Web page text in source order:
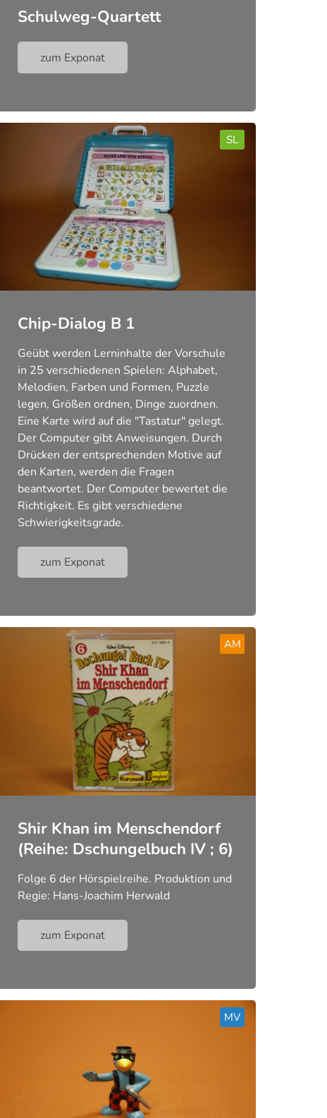
Schulweg-Quartett
zum Exponat
Chip-Dialog B 1
Geübt werden Lerninhalte der Vorschule
in 25 verschiedenen Spielen: Alphabet,
Melodien, Farben und Formen, Puzzle
legen, Größen ordnen, Dinge zuordnen.
Eine Karte wird auf die "Tastatur" gelegt.
Der Computer gibt Anweisungen. Durch
Drücken der entsprechenden Motive auf
den Karten, werden die Fragen
beantwortet. Der Computer bewertet die
Richtigkeit. Es gibt verschiedene
Schwierigkeitsgrade.
zum Exponat
Shir Khan im Menschendorf
(Reihe: Dschungelbuch IV ; 6)
Folge 6 der Hörspielreihe. Produktion und
Regie: Hans-Joachim Herwald
zum Exponat